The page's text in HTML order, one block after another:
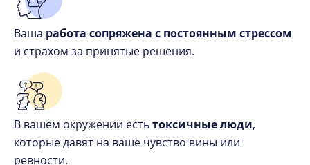
Ваша работа сопряжена с постоянным стрессом
и страхом за принятые решения.
В вашем окружении естьтоксичные люди,
которые давят на ваше чувство вины или
ревности.